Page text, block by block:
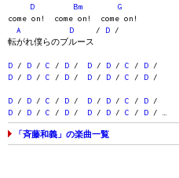
D
Bm
G
come on! come on! come on!
A
D / D /
転がれ僕らのブルース
D / D / C / D / D / D / C / D /
D / D / C / D / D / D / C / D /
D / D / C / D / D / D / C / D /
D / D / C / D / D / D / C / D / …
「斉藤和義」の楽曲一覧